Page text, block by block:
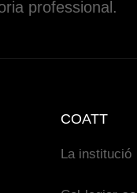
professional.
COATT
La institució